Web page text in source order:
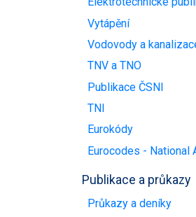
Vytápění
Vodovody a
TNV a TNO
Publikace ČSNI
TNI
Eurokódy
Eurocodes - National
Publikace a průkazy
Průkazy a deníky